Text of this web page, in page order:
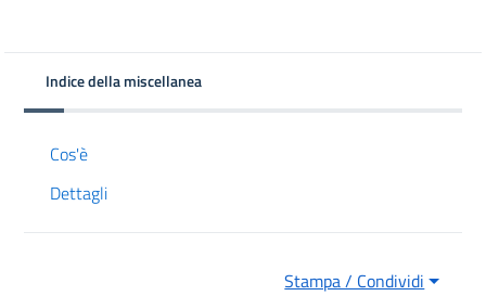
Indice della miscellanea
Cos'è
Dettagli
Stampa / Condividi